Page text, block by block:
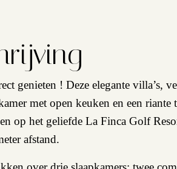
genieten ! Deze elegante villa’s,
met open keuken en een
op het geliefde La Finca Golf
afstand.